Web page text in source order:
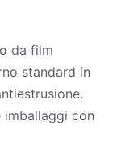
da film
standard in
con